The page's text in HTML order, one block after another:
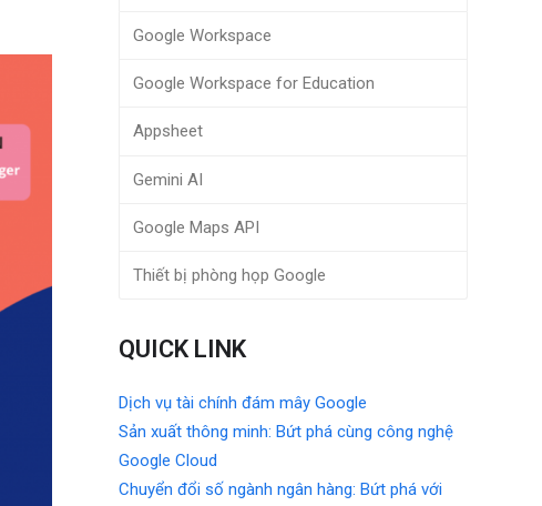
Google Workspace
Google Workspace for Education
Appsheet
Gemini AI
Google Maps API
Thiết bị phòng họp Google
QUICK LINK
Dịch vụ tài chính đám mây Google
Sản xuất thông minh: Bứt phá cùng công nghệ
Google Cloud
Chuyển đổi số ngành ngân hàng: Bứt phá với